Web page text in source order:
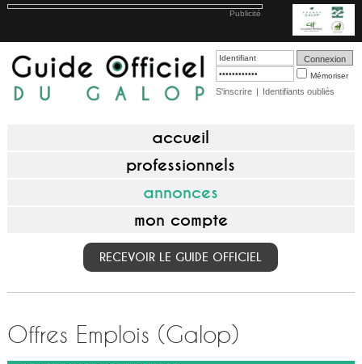
Publicité
Mémoriser
S'inscrire | Identifiants oubliés
accueil
professionnels
annonces
mon compte
RECEVOIR LE GUIDE OFFICIEL
Offres Emplois (Galop)